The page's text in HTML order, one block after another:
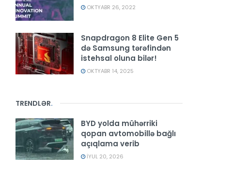
OKTYABR 26, 2022
Snapdragon 8 Elite Gen 5
də Samsung tərəfindən
istehsal oluna bilər!
OKTYABR 14, 2025
TRENDLƏR.
BYD yolda mühərriki
qopan avtomobillə bağlı
açıqlama verib
İYUL 20, 2026